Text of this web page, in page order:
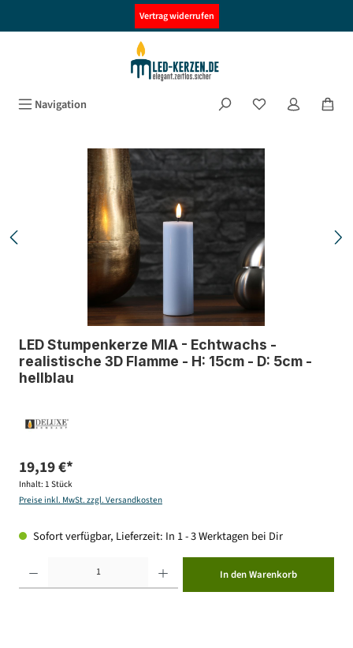
Vertrag widerrufen
Navigation
Bildergalerie überspringen
LED Stumpenkerze MIA - Echtwachs -
realistische 3D Flamme - H: 15cm - D: 5cm -
hellblau
19,19 €*
Inhalt: 1 Stück
Preise inkl. MwSt. zzgl. Versandkosten
Sofort verfügbar, Lieferzeit: In 1 - 3 Werktagen bei Dir
In den Warenkorb